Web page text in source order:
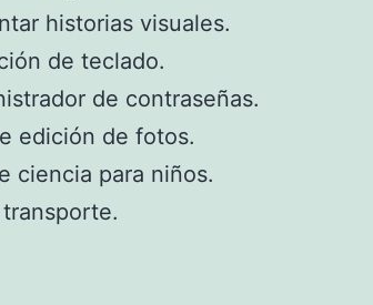
historias visuales.
de teclado.
de contraseñas.
edición de fotos.
ciencia para niños.